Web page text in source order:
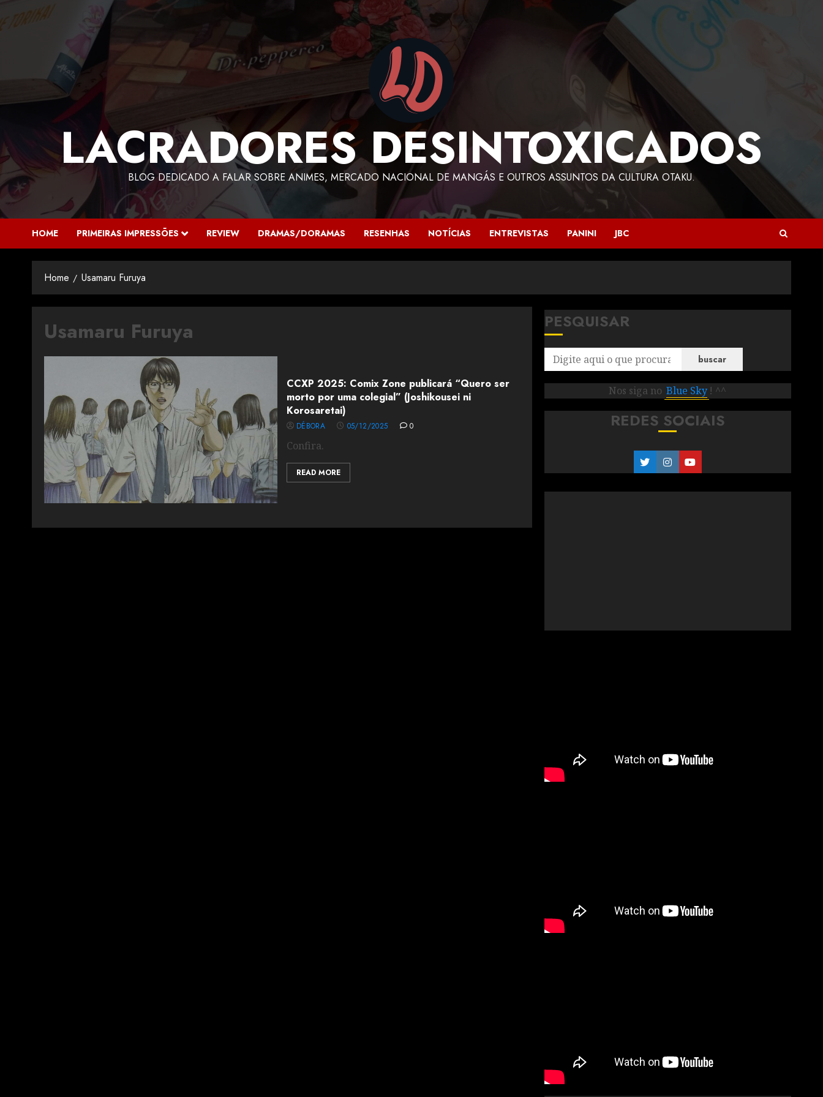
LACRADORES DESINTOXICADOS
BLOG DEDICADO A FALAR SOBRE ANIMES, MERCADO NACIONAL DE MANGÁS E OUTROS ASSUNTOS DA CULTURA OTAKU.
HOME PRIMEIRAS IMPRESSÕES REVIEW DRAMAS/DORAMAS RESENHAS NOTÍCIAS ENTREVISTAS PANINI JBC
Home Usamaru Furuya
Usamaru Furuya
CCXP 2025: Comix Zone publicará “Quero ser
morto por uma colegial” (Joshikousei ni
Korosaretai)
DÉBORA 05/12/2025 0
Confira.
READ MORE
PESQUISAR
buscar
Nos siga no Blue Sky ! ^^
REDES SOCIAIS